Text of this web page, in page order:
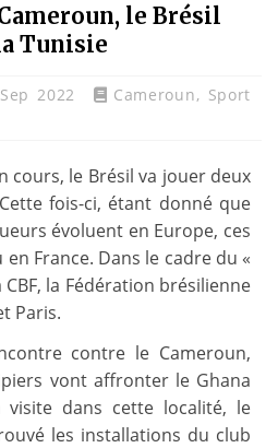
le Brésil
Tunisie
2022 Cameroun, Sport
cours, le Brésil va jouer deux
fois-ci, étant donné que
évoluent en Europe, ces
France. Dans le cadre du «
la Fédération brésilienne
Paris.
contre le Cameroun,
vont affronter le Ghana
dans cette localité, le
les installations du club